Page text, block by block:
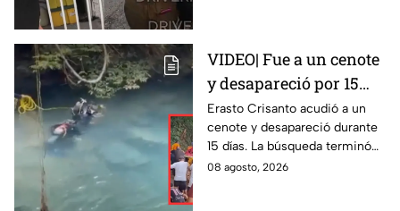
VIDEO| Fue a un cenote
y desapareció por 15
días; así encontraron al
pescador Erasto
Crisanto
Erasto Crisanto acudió a un
cenote y desapareció durante
15 días. La búsqueda terminó
cuando el pescador fue
08 agosto, 2026